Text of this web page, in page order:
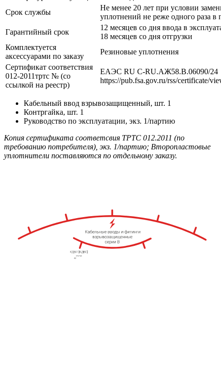
Срок службы
Не менее 20 лет при условии
уплотнений не реже одного раза в
Гарантийный срок
12 месяцев со дня ввода в
18 месяцев со дня отгрузки
Комплектуется
аксессуарами по заказу
Резиновые уплотнения
Сертификат соответствия
012-2011тртс № (со
ссылкой на реестр)
ЕАЭС RU С-RU.АЖ58.В.06090/24
https://pub.fsa.gov.ru/rss/certificate/
Кабельный ввод взрывозащищенный, шт. 1
Контргайка, шт. 1
Руководство по эксплуатации, экз. 1/партию
Копия сертификата соответсвия ТРТС 012.2011 (по
требованию потребителя), экз. 1/партию; Второпластовые
уплотнители поставляются по отдельному заказу.